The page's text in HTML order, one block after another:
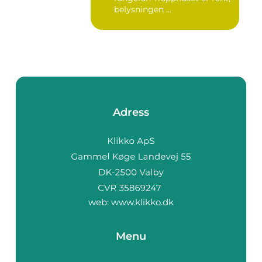
belysningen ...
Adress
web: www.klikko.dk
Menu